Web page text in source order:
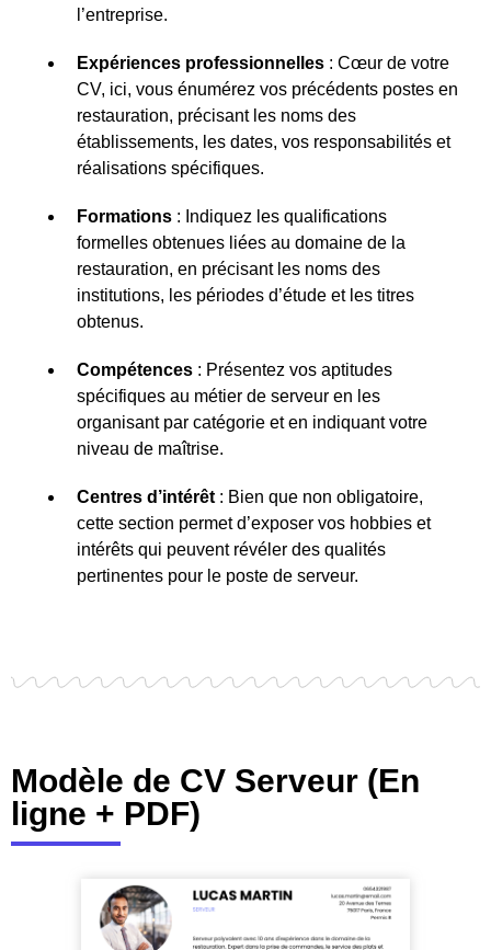
l’entreprise.
Expériences professionnelles : Cœur de votre
CV, ici, vous énumérez vos précédents postes en
restauration, précisant les noms des
établissements, les dates, vos responsabilités et
réalisations spécifiques.
Formations : Indiquez les qualifications
formelles obtenues liées au domaine de la
restauration, en précisant les noms des
institutions, les périodes d’étude et les titres
obtenus.
Compétences : Présentez vos aptitudes
spécifiques au métier de serveur en les
organisant par catégorie et en indiquant votre
niveau de maîtrise.
Centres d’intérêt : Bien que non obligatoire,
cette section permet d’exposer vos hobbies et
intérêts qui peuvent révéler des qualités
pertinentes pour le poste de serveur.
Modèle de CV Serveur (En
ligne + PDF)